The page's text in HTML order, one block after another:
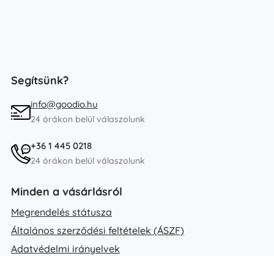
Segítsünk?
info@goodio.hu
24 órákon belül válaszolunk
+36 1 445 0218
24 órákon belül válaszolunk
Minden a vásárlásról
Megrendelés státusza
Általános szerződési feltételek (ÁSZF)
Adatvédelmi irányelvek